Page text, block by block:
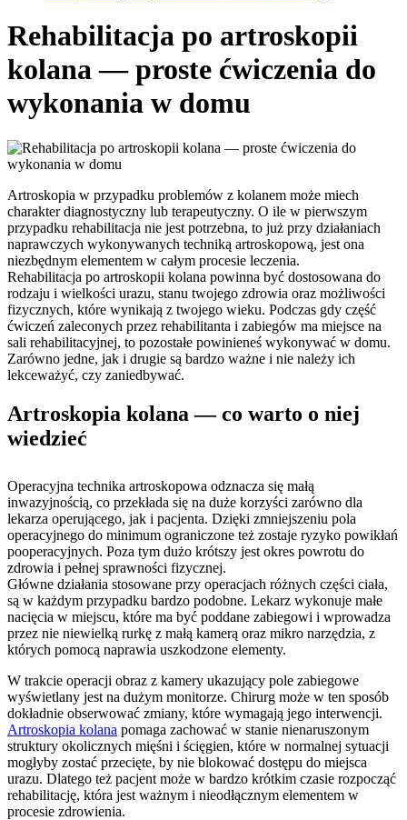
Rehabilitacja po artroskopii
kolana — proste ćwiczenia do
wykonania w domu
Artroskopia w przypadku problemów z kolanem może miech
charakter diagnostyczny lub terapeutyczny. O ile w pierwszym
przypadku rehabilitacja nie jest potrzebna, to już przy działaniach
naprawczych wykonywanych techniką artroskopową, jest ona
niezbędnym elementem w całym procesie leczenia.
Rehabilitacja po artroskopii kolana powinna być dostosowana do
rodzaju i wielkości urazu, stanu twojego zdrowia oraz możliwości
fizycznych, które wynikają z twojego wieku. Podczas gdy część
ćwiczeń zaleconych przez rehabilitanta i zabiegów ma miejsce na
sali rehabilitacyjnej, to pozostałe powinieneś wykonywać w domu.
Zarówno jedne, jak i drugie są bardzo ważne i nie należy ich
lekceważyć, czy zaniedbywać.
Artroskopia kolana — co warto o niej
wiedzieć
Operacyjna technika artroskopowa odznacza się małą
inwazyjnością, co przekłada się na duże korzyści zarówno dla
lekarza operującego, jak i pacjenta. Dzięki zmniejszeniu pola
operacyjnego do minimum ograniczone też zostaje ryzyko powikłań
pooperacyjnych. Poza tym dużo krótszy jest okres powrotu do
zdrowia i pełnej sprawności fizycznej.
Główne działania stosowane przy operacjach różnych części ciała,
są w każdym przypadku bardzo podobne. Lekarz wykonuje małe
nacięcia w miejscu, które ma być poddane zabiegowi i wprowadza
przez nie niewielką rurkę z małą kamerą oraz mikro narzędzia, z
których pomocą naprawia uszkodzone elementy.
W trakcie operacji obraz z kamery ukazujący pole zabiegowe
wyświetlany jest na dużym monitorze. Chirurg może w ten sposób
dokładnie obserwować zmiany, które wymagają jego interwencji.
Artroskopia kolana pomaga zachować w stanie nienaruszonym
struktury okolicznych mięśni i ścięgien, które w normalnej sytuacji
mogłyby zostać przecięte, by nie blokować dostępu do miejsca
urazu. Dlatego też pacjent może w bardzo krótkim czasie rozpocząć
rehabilitację, która jest ważnym i nieodłącznym elementem w
procesie zdrowienia.